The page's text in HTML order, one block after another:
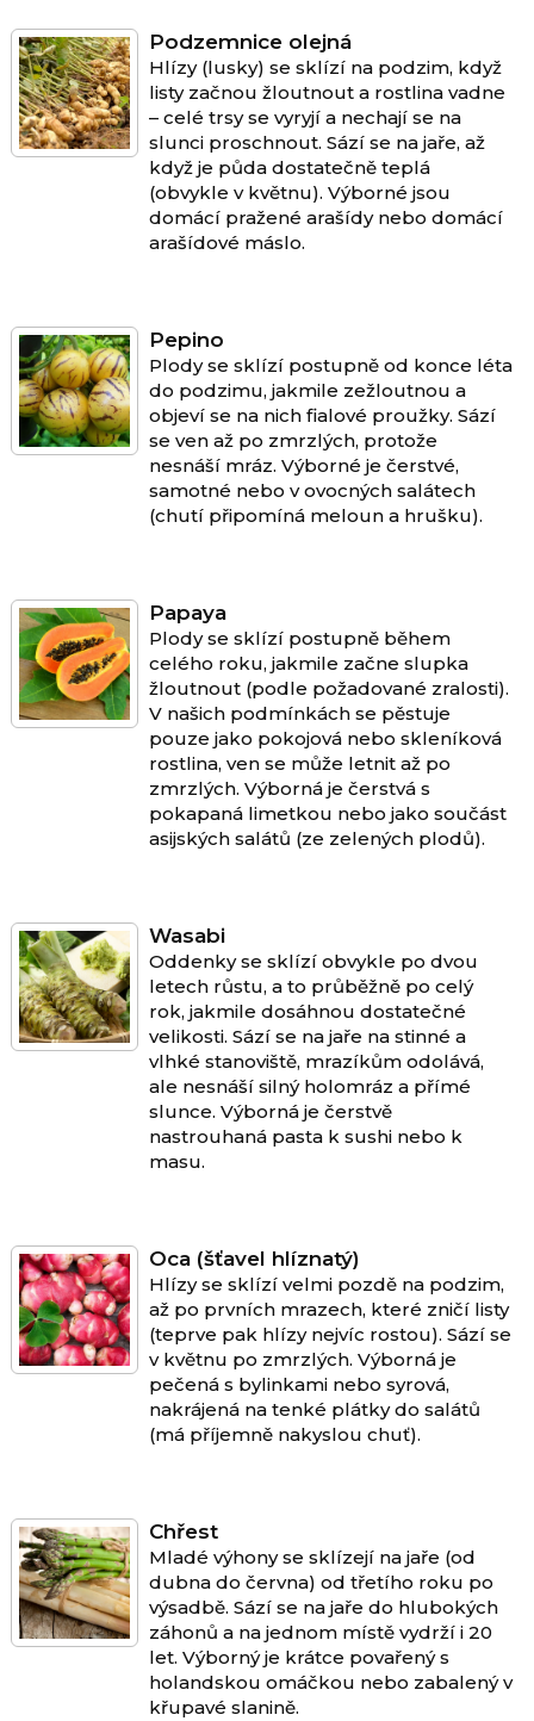
Podzemnice olejná
Hlízy (lusky) se sklízí na podzim, když
listy začnou žloutnout a rostlina vadne
– celé trsy se vyryjí a nechají se na
slunci proschnout. Sází se na jaře, až
když je půda dostatečně teplá
(obvykle v květnu). Výborné jsou
domácí pražené arašídy nebo domácí
arašídové máslo.
Pepino
Plody se sklízí postupně od konce léta
do podzimu, jakmile zežloutnou a
objeví se na nich fialové proužky. Sází
se ven až po zmrzlých, protože
nesnáší mráz. Výborné je čerstvé,
samotné nebo v ovocných salátech
(chutí připomíná meloun a hrušku).
Papaya
Plody se sklízí postupně během
celého roku, jakmile začne slupka
žloutnout (podle požadované zralosti).
V našich podmínkách se pěstuje
pouze jako pokojová nebo skleníková
rostlina, ven se může letnit až po
zmrzlých. Výborná je čerstvá s
pokapaná limetkou nebo jako součást
asijských salátů (ze zelených plodů).
Wasabi
Oddenky se sklízí obvykle po dvou
letech růstu, a to průběžně po celý
rok, jakmile dosáhnou dostatečné
velikosti. Sází se na jaře na stinné a
vlhké stanoviště, mrazíkům odolává,
ale nesnáší silný holomráz a přímé
slunce. Výborná je čerstvě
nastrouhaná pasta k sushi nebo k
masu.
Oca (šťavel hlíznatý)
Hlízy se sklízí velmi pozdě na podzim,
až po prvních mrazech, které zničí listy
(teprve pak hlízy nejvíc rostou). Sází se
v květnu po zmrzlých. Výborná je
pečená s bylinkami nebo syrová,
nakrájená na tenké plátky do salátů
(má příjemně nakyslou chuť).
Chřest
Mladé výhony se sklízejí na jaře (od
dubna do června) od třetího roku po
výsadbě. Sází se na jaře do hlubokých
záhonů a na jednom místě vydrží i 20
let. Výborný je krátce povařený s
holandskou omáčkou nebo zabalený v
křupavé slanině.